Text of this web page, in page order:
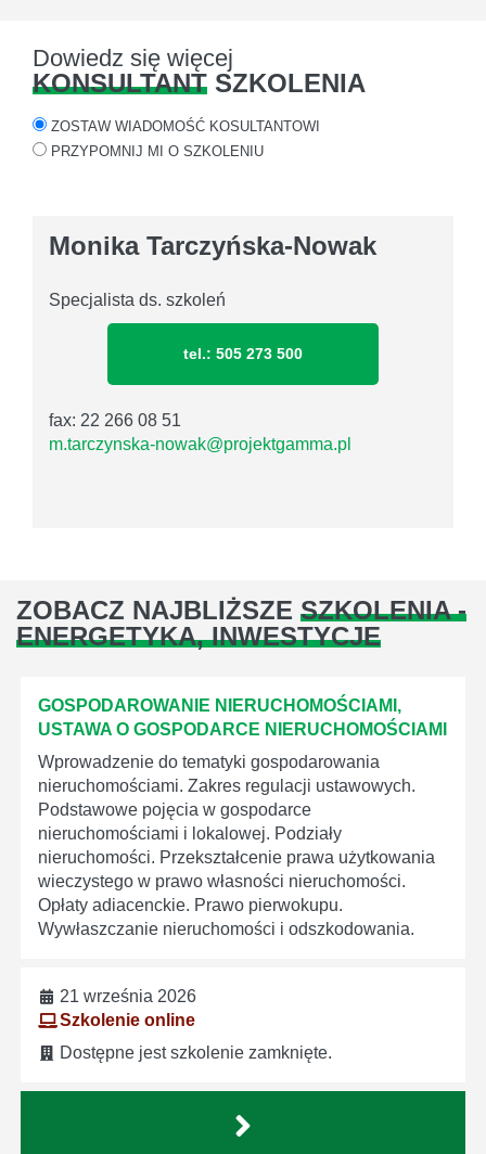
Dowiedz się więcej
KONSULTANT SZKOLENIA
ZOSTAW WIADOMOŚĆ KOSULTANTOWI
PRZYPOMNIJ MI O SZKOLENIU
Monika Tarczyńska-Nowak
Specjalista ds. szkoleń
tel.: 505 273 500
fax: 22 266 08 51
m.tarczynska-nowak@projektgamma.pl
ZOBACZ NAJBLIŻSZE SZKOLENIA -
ENERGETYKA, INWESTYCJE
GOSPODAROWANIE NIERUCHOMOŚCIAMI,
USTAWA O GOSPODARCE NIERUCHOMOŚCIAMI
Wprowadzenie do tematyki gospodarowania
nieruchomościami. Zakres regulacji ustawowych.
Podstawowe pojęcia w gospodarce
nieruchomościami i lokalowej. Podziały
nieruchomości. Przekształcenie prawa użytkowania
wieczystego w prawo własności nieruchomości.
Opłaty adiacenckie. Prawo pierwokupu.
Wywłaszczanie nieruchomości i odszkodowania.
21 września 2026
Szkolenie online
Dostępne jest szkolenie zamknięte.